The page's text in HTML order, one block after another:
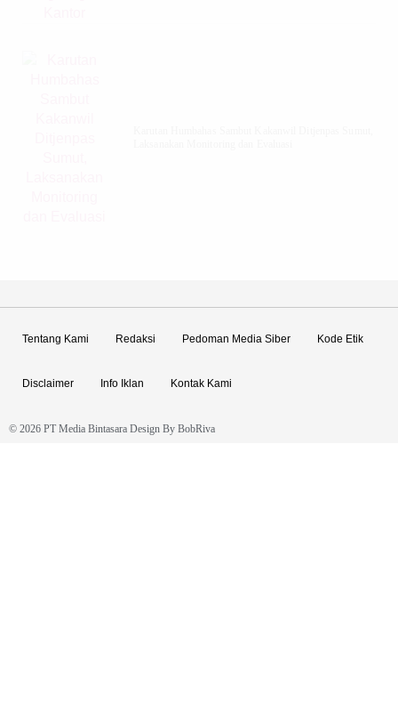
© 2026 PT Media Bintasara Design By BobRiva
Tentang Kami Redaksi Pedoman Media Siber Kode Etik
Disclaimer Info Iklan Kontak Kami